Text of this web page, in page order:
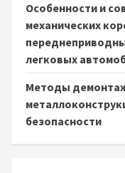
Особенности и
механических
легковых
Методы
безопасности